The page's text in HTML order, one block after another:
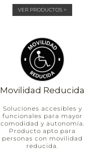
VER PRODUCTOS >
Movilidad Reducida
Soluciones accesibles y
funcionales para mayor
comodidad y autonomía.
Producto apto para
personas con movilidad
reducida.